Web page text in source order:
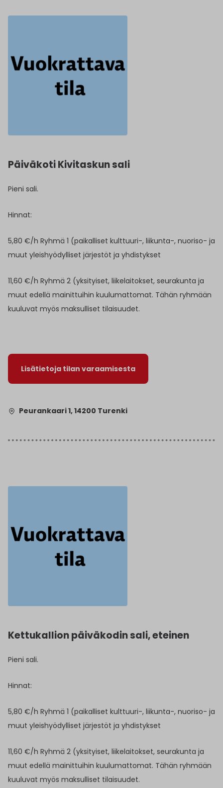
Päiväkoti Kivitaskun sali
Pieni sali.
Hinnat:
5,80 €/h Ryhmä 1 (paikalliset kulttuuri-, liikunta-, nuoriso- ja
muut yleishyödylliset järjestöt ja yhdistykset
11,60 €/h Ryhmä 2 (yksityiset, liikelaitokset, seurakunta ja
muut edellä mainittuihin kuulumattomat. Tähän ryhmään
kuuluvat myös maksulliset tilaisuudet.
Lisätietoja tilan varaamisesta
Peurankaari 1, 14200 Turenki
Kettukallion päiväkodin sali, eteinen
Pieni sali.
Hinnat:
5,80 €/h Ryhmä 1 (paikalliset kulttuuri-, liikunta-, nuoriso- ja
muut yleishyödylliset järjestöt ja yhdistykset
11,60 €/h Ryhmä 2 (yksityiset, liikelaitokset, seurakunta ja
muut edellä mainittuihin kuulumattomat. Tähän ryhmään
kuuluvat myös maksulliset tilaisuudet.